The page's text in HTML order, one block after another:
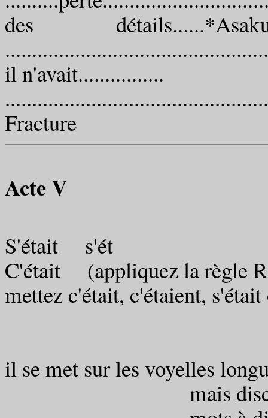
des
il n'avait................
Fracture
Acte V
S'était s'ét
C'était (appliquez la règle
mettez c'était, c'étaient, s'était
il se met sur les voyelles
mais discrète